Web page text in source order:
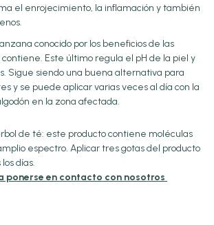
el enrojecimiento, la inflamación y también
conocido por los beneficios de las
Este último regula el pH de la piel y
Sigue siendo una buena alternativa para
y se puede aplicar varias veces al día con la
en la zona afectada.
de té: este producto contiene moléculas
espectro. Aplicar tres gotas del producto
días.
ponerse en contacto con nosotros